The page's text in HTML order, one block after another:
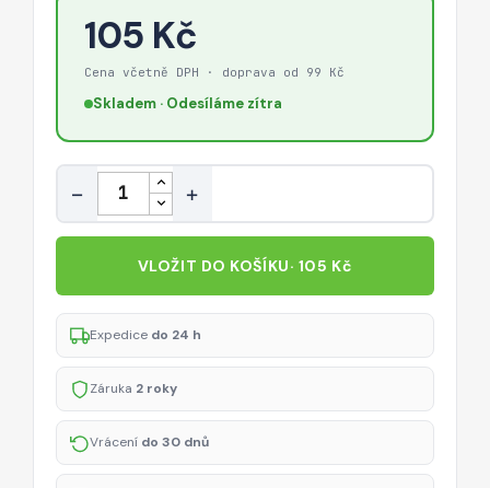
105 Kč
Cena včetně DPH · doprava od 99 Kč
Skladem · Odesíláme zítra
Množství
− +
VLOŽIT DO KOŠÍKU· 105 Kč
Expedice do 24 h
Záruka 2 roky
Vrácení do 30 dnů